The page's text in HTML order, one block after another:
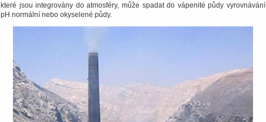
které jsou integrovány do atmosféry, může spadat do vápenité půdy vyrovnávání
pH normální nebo okyselené půdy.